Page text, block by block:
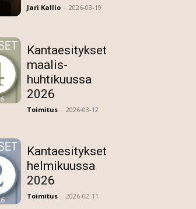
Jari Kallio - 2026-03-19
Kantaesitykset
maalis-
huhtikuussa
2026
Toimitus - 2026-03-12
Kantaesitykset
helmikuussa
2026
Toimitus - 2026-02-11